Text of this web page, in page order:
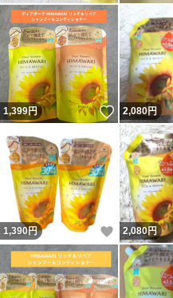
1,399円 いいね！
2,080円
1,390円 いいね！
2,080円